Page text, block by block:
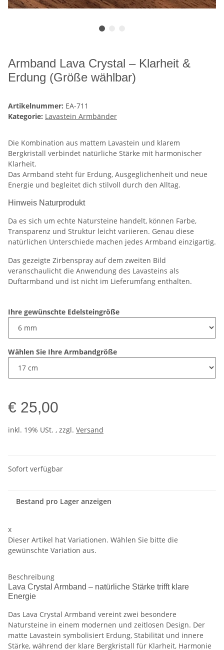
Armband Lava Crystal – Klarheit &
Erdung (Größe wählbar)
Artikelnummer: EA-711
Kategorie: Lavastein Armbänder
Die Kombination aus mattem Lavastein und klarem
Bergkristall verbindet natürliche Stärke mit harmonischer
Klarheit.
Das Armband steht für Erdung, Ausgeglichenheit und neue
Energie und begleitet dich stilvoll durch den Alltag.
Hinweis Naturprodukt
Da es sich um echte Natursteine handelt, können Farbe,
Transparenz und Struktur leicht variieren. Genau diese
natürlichen Unterschiede machen jedes Armband einzigartig.
Das gezeigte Zirbenspray auf dem zweiten Bild
veranschaulicht die Anwendung des Lavasteins als
Duftarmband und ist nicht im Lieferumfang enthalten.
Ihre gewünschte Edelsteingröße
Wählen Sie Ihre Armbandgröße
€ 25,00
inkl. 19% USt. , zzgl. Versand
Sofort verfügbar
Bestand pro Lager anzeigen
x
Dieser Artikel hat Variationen. Wählen Sie bitte die
gewünschte Variation aus.
Beschreibung
Lava Crystal Armband – natürliche Stärke trifft klare
Energie
Das Lava Crystal Armband vereint zwei besondere
Natursteine in einem modernen und zeitlosen Design. Der
matte Lavastein symbolisiert Erdung, Stabilität und innere
Stärke, während der klare Bergkristall für Klarheit, Harmonie